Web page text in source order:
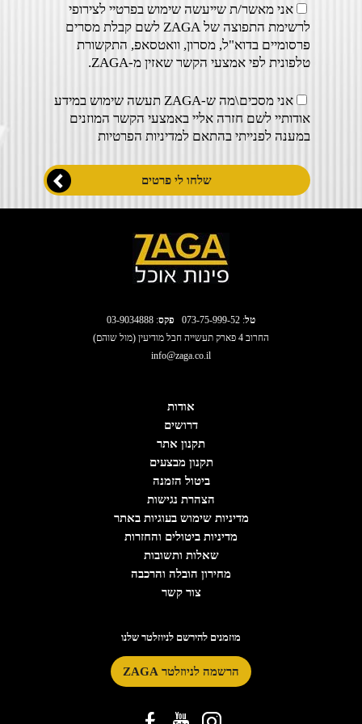
אני מאשר/ת שייעשה שימוש בפרטיי לצירופי
לרשימת התפוצה של ZAGA לשם קבלת מסרים
פרסומיים בדוא"ל, מסרון, וואטסאפ, התקשורת
טלפונית לפי אמצעי הקשר שאזין מ-ZAGA.
אני מסכים\מה ש-ZAGA תעשה שימוש במידע
אודותיי לשם חזרה אליי באמצעי הקשר המוזנים
במענה לפנייתי בהתאם למדיניות הפרטיות
טל:
073-75-999-52 פקס: 03-9034888
החרוב 4 פארק תעשייה חבל מודיעין (מול שוהם)
info@zaga.co.il
אודות
דרושים
תקנון אתר
תקנון מבצעים
ביטול הזמנה
הצהרת נגישות
מדיניות שימוש בעוגיות באתר
מדיניות ביטולים והחזרות
שאלות ותשובות
מחירון הובלה והרכבה
צור קשר
מוזמנים להירשם לניוזלטר שלנו
הרשמה לניוזלטר ZAGA